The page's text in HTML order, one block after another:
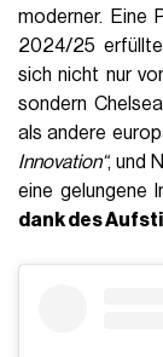
moderner. Eine
2024/25
sich nicht nur
sondern
als andere
Innovation“, und
eine gelungene
dank des